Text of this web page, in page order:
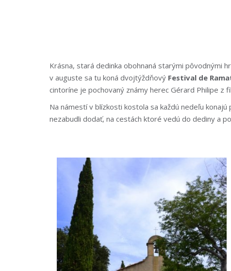
Krásna, stará dedinka obohnaná starými pôvodnými
v auguste sa tu koná dvojtýždňový Festival de
cintoríne je pochovaný známy herec Gérard Philipe z
Na námestí v blízkosti kostola sa každú nedeľu
nezabudli dodať, na cestách ktoré vedú do dediny a